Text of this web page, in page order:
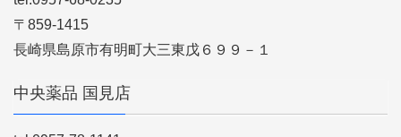
〒859-1415
長崎県島原市有明町大三東戊６９９－１
中央薬品 国見店